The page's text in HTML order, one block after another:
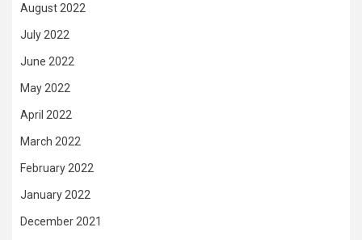
August 2022
July 2022
June 2022
May 2022
April 2022
March 2022
February 2022
January 2022
December 2021